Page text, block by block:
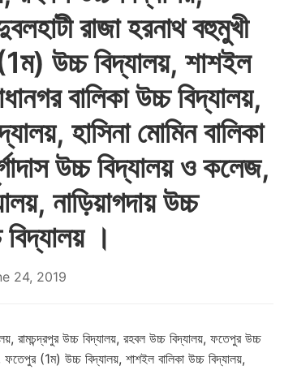
রাজা হরনাথ বহুমুখী
উচ্চ বিদ্যালয়, শাশইল
বালিকা উচ্চ বিদ্যালয়,
হাসিনা মোমিন বালিকা
উচ্চ বিদ্যালয় ও কলেজ,
নাড়িয়াগদায় উচ্চ
।
24, 2019
রামচন্দ্রপুর উচ্চ বিদ্যালয়, রহবল উচ্চ বিদ্যালয়, ফতেপুর উচ্চ
ফতেপুর (1ম) উচ্চ বিদ্যালয়, শাশইল বালিকা উচ্চ বিদ্যালয়,